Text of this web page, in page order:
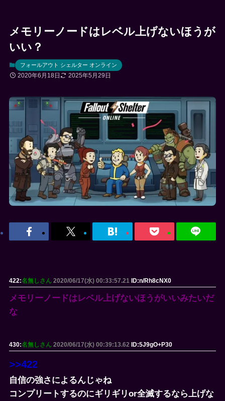
メモリーノードはレベル上げないほうが
いい？
フォールアウト シェルター オンライン
2020年6月18日 2025年5月29日
422:名無しさん 2020/06/17(水) 00:33:57.21 ID:n/Rh8cNX0
メモリーノードはレベル上げないほうがいいみたいだ
な
430:名無しさん 2020/06/17(水) 00:39:13.62 ID:5J9gO+P30
>>422
自信の強さによるんじゃね
コンプリートするのにギリギリor全滅するなら上げな